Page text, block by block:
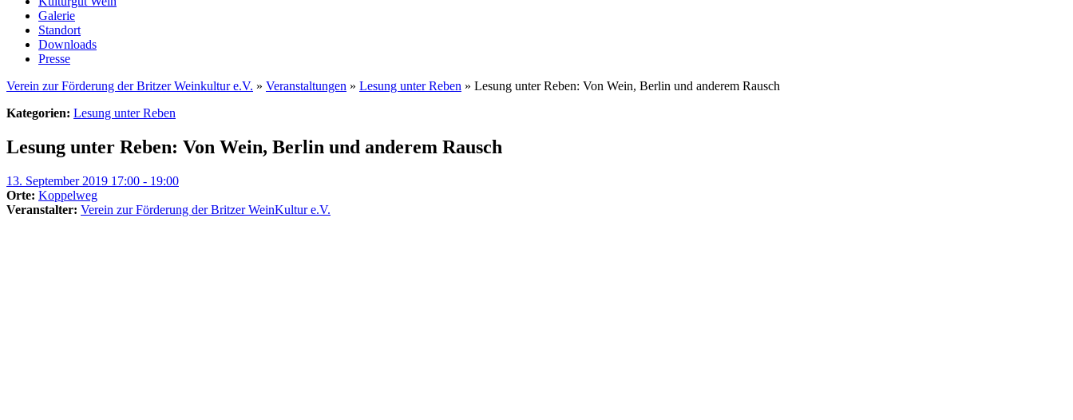
Galerie
Standort
Downloads
Presse
Verein zur Förderung der Britzer Weinkultur e.V. » Veranstaltungen » Lesung unter Reben » Lesung unter Reben: Von Wein, Berlin und anderem Rausch
Kategorien: Lesung unter Reben
Lesung unter Reben: Von Wein, Berlin und anderem Rausch
13. September 2019 17:00 - 19:00
Orte: Koppelweg
Veranstalter: Verein zur Förderung der Britzer WeinKultur e.V.